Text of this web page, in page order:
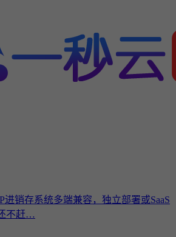
进销存系统多端兼容，独立部署或SaaS
不赶…